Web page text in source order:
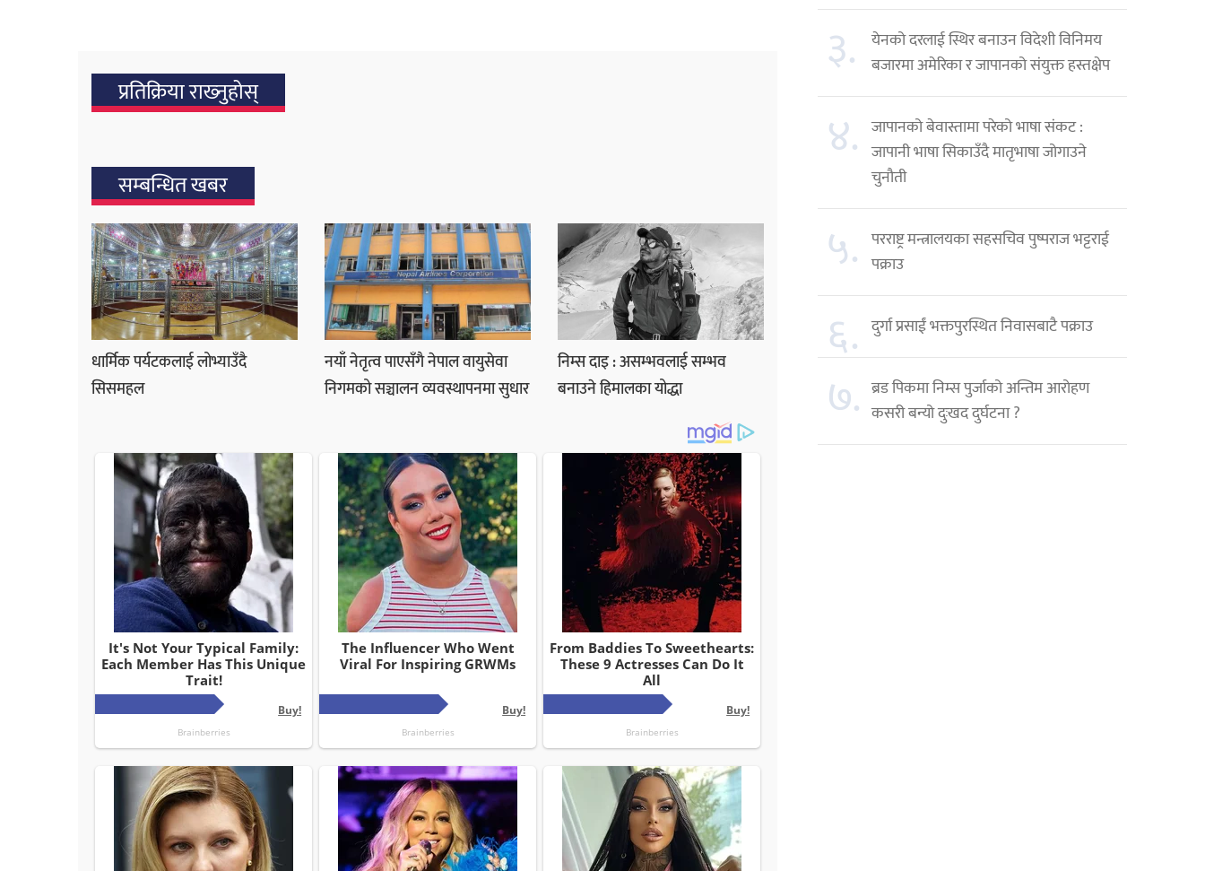
प्रतिक्रिया राख्‍नुहोस्
सम्बन्धित खबर
धार्मिक पर्यटकलाई लोभ्याउँदै
सिसमहल
नयाँ नेतृत्व पाएसँगै नेपाल वायुसेवा
निगमको सञ्चालन व्यवस्थापनमा सुधार
निम्स दाइ : असम्भवलाई सम्भव
बनाउने हिमालका योद्धा
३.
येनको दरलाई स्थिर बनाउन विदेशी विनिमय
बजारमा अमेरिका र जापानको संयुक्त हस्तक्षेप
४. जापानको बेवास्तामा परेको भाषा संकट :
जापानी भाषा सिकाउँदै मातृभाषा जोगाउने
चुनौती
५. परराष्ट्र मन्त्रालयका सहसचिव पुष्पराज भट्टराई
पक्राउ
६. दुर्गा प्रसाईं भक्तपुरस्थित निवासबाटै पक्राउ
७. ब्रड पिकमा निम्स पुर्जाको अन्तिम आरोहण
कसरी बन्यो दुःखद दुर्घटना ?